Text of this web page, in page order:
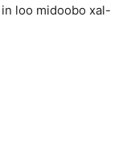
loo midoobo xal-